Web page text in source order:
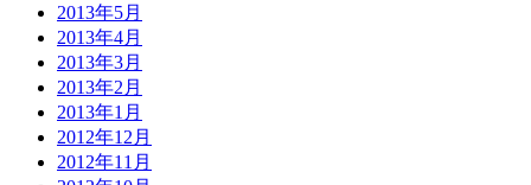
2013年5月
2013年4月
2013年3月
2013年2月
2013年1月
2012年12月
2012年11月